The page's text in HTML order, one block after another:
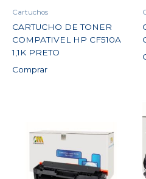
Cartuchos
CARTUCHO DE TONER
COMPATIVEL HP CF510A
1,1K PRETO
Comprar